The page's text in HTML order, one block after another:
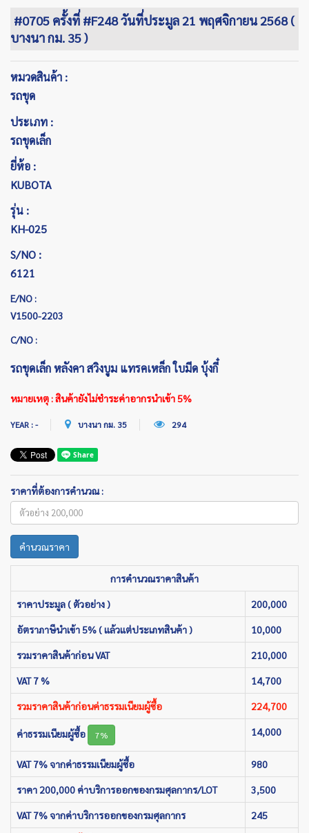
#0705 ครั้งที่ #F248 วันที่ประมูล 21 พฤศจิกายน 2568 (
บางนา กม. 35 )
หมวดสินค้า :
รถขุด
ประเภท :
รถขุดเล็ก
ยี่ห้อ :
KUBOTA
รุ่น :
KH-025
S/NO :
6121
E/NO :
V1500-2203
C/NO :
รถขุดเล็ก หลังคา สวิงบูม แทรคเหล็ก ใบมีด บุ้งกี๋
หมายเหตุ : สินค้ายังไม่ชำระค่าอากรนำเข้า 5%
YEAR : - บางนา กม. 35 294
ราคาที่ต้องการคำนวณ :
คำนวณราคา
การคำนวณราคาสินค้า
ราคาประมูล ( ตัวอย่าง ) 200,000
อัตราภาษีนำเข้า 5% ( แล้วแต่ประเภทสินค้า ) 10,000
รวมราคาสินค้าก่อน VAT 210,000
VAT 7 % 14,700
รวมราคาสินค้าก่อนค่าธรรมเนียมผู้ซื้อ 224,700
ค่าธรรมเนียมผู้ซื้อ 7% 14,000
VAT 7% จากค่าธรรมเนียมผู้ซื้อ 980
ราคา 200,000 ค่าบริการออกของกรมศุลกากร/LOT 3,500
VAT 7% จากค่าบริการออกของกรมศุลกากร 245